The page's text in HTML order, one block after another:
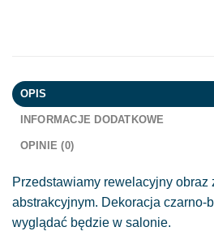
OPIS
INFORMACJE DODATKOWE
OPINIE (0)
Przedstawiamy rewelacyjny obraz
abstrakcyjnym. Dekoracja czarno-
wyglądać będzie w salonie.